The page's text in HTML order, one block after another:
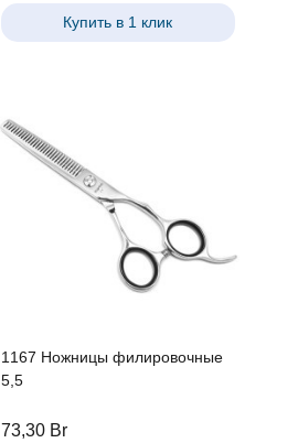
Купить в 1 клик
1167 Ножницы филировочные
5,5
73,30 Br